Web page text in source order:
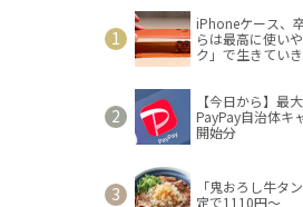
iPhoneケース、
らは最高に使い
ク」で生きていき
【今日から】最
PayPay自治体キ
開始分
「鬼おろし牛タ
定で1110円～